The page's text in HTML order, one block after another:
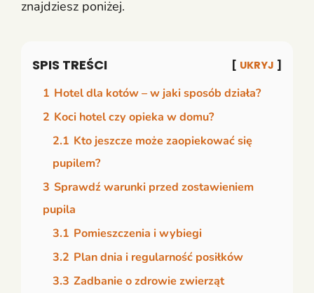
znajdziesz poniżej.
SPIS TREŚCI UKRYJ
1 Hotel dla kotów – w jaki sposób działa?
2 Koci hotel czy opieka w domu?
2.1 Kto jeszcze może zaopiekować się
pupilem?
3 Sprawdź warunki przed zostawieniem
pupila
3.1 Pomieszczenia i wybiegi
3.2 Plan dnia i regularność posiłków
3.3 Zadbanie o zdrowie zwierząt